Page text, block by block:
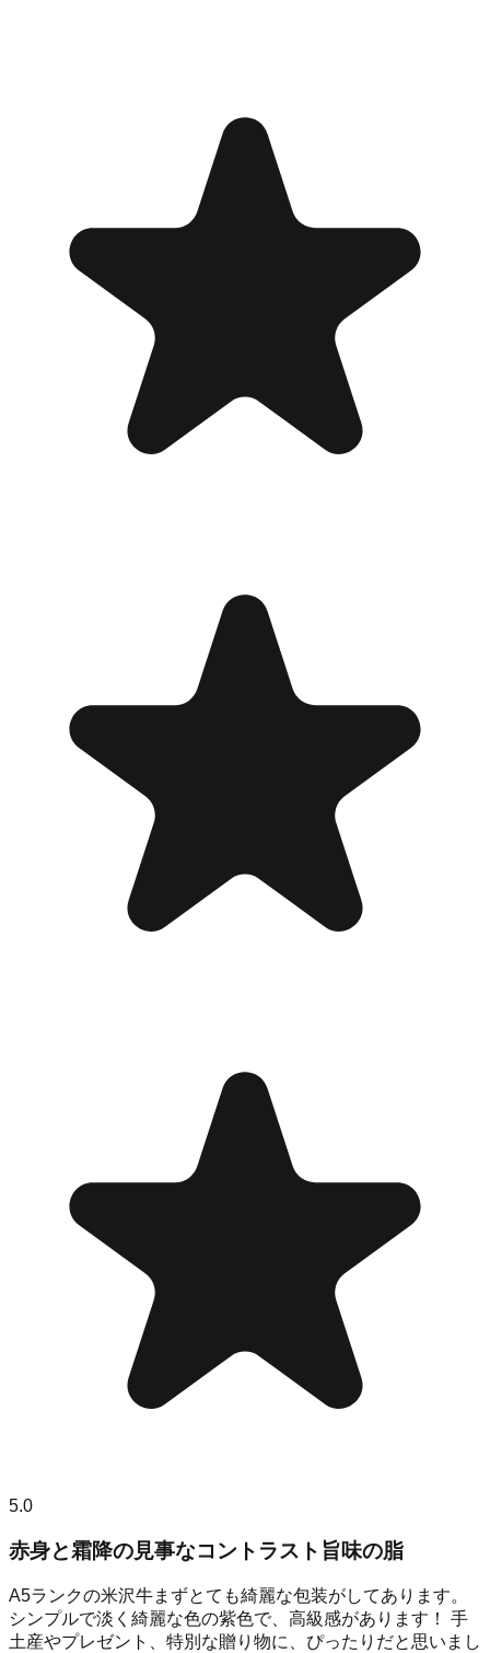
5.0
赤身と霜降の見事なコントラスト旨味の脂
A5ランクの米沢牛まずとても綺麗な包装がしてあります。
シンプルで淡く綺麗な色の紫色で、高級感があります！ 手
土産やプレゼント、特別な贈り物に、ぴったりだと思いまし